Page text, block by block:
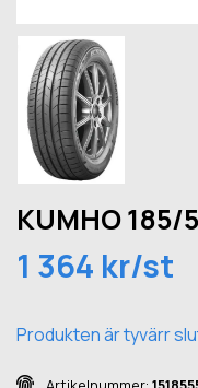
KUMHO 185/
1 364 kr/st
Produkten är tyvärr